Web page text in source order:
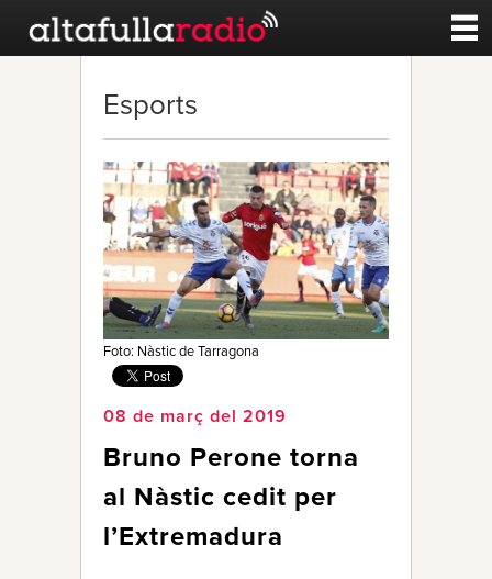
Esports
Noticies
Qui Som
Esports
Foto: Nàstic de Tarragona
08 de març del 2019
Bruno Perone torna
al Nàstic cedit per
l’Extremadura